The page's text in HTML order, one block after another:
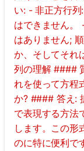
い: - 非正方行列
はできません。
はありません;
か、そしてそれ
列の理解 ####
れを使って方程
か? #### 答え:
で表現する方法
します。この形
のに特に便利で